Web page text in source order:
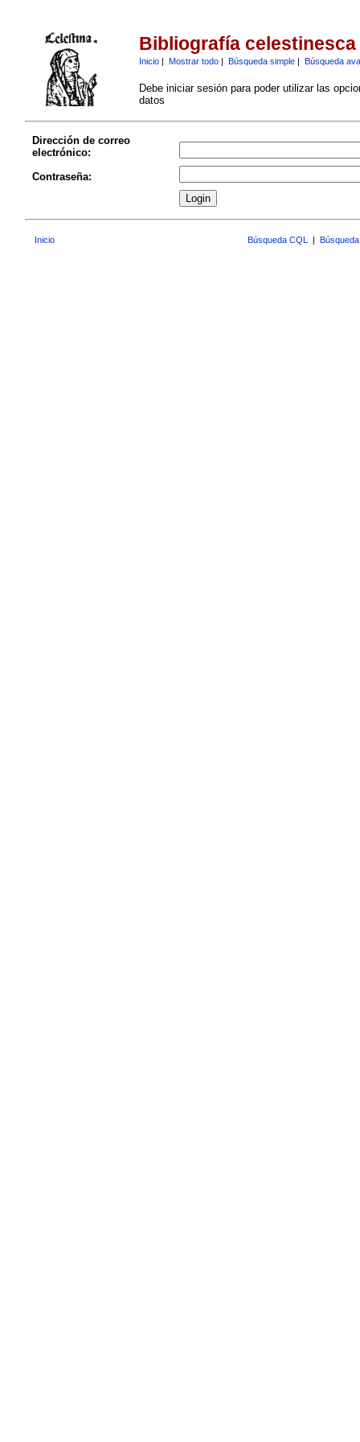
Bibliografía celestinesca
Inicio| Mostrar todo| Búsqueda simple| Búsqueda
Debe iniciar sesión para poder utilizar las
datos
Dirección de correo
electrónico:
Contraseña:
Inicio Búsqueda CQL |